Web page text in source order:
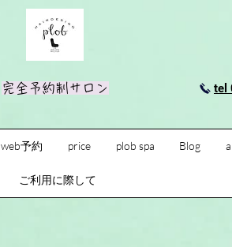
完全予約制サロン tel
web予約 price plob spa Blog
ご利用に際して